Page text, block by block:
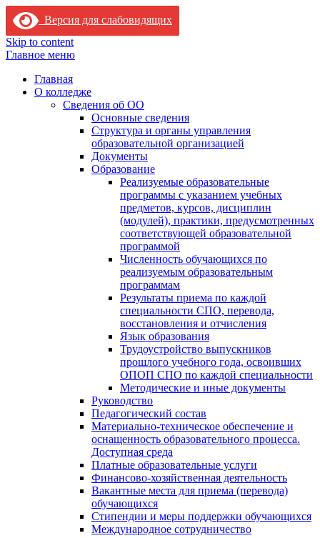
Версия для слабовидящих
Skip to content
Главное меню
Главная
О колледже
Сведения об ОО
Основные сведения
Структура и органы управления
образовательной организацией
Документы
Образование
Реализуемые образовательные
программы с указанием учебных
предметов, курсов, дисциплин
(модулей), практики, предусмотренных
соответствующей образовательной
программой
Численность обучающихся по
реализуемым образовательным
программам
Результаты приема по каждой
специальности СПО, перевода,
восстановления и отчисления
Язык образования
Трудоустройство выпускников
прошлого учебного года, освоивших
ОПОП СПО по каждой специальности
Методические и иные документы
Руководство
Педагогический состав
Материально-техническое обеспечение и
оснащенность образовательного процесса.
Доступная среда
Платные образовательные услуги
Финансово-хозяйственная деятельность
Вакантные места для приема (перевода)
обучающихся
Стипендии и меры поддержки обучающихся
Международное сотрудничество